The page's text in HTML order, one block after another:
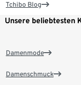
Tchibo Blog
Unsere beliebtesten
Damenmode
Damenschmuck